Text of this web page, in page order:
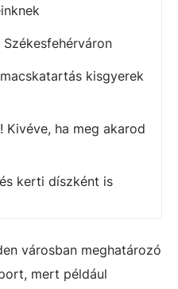
kisgyerek
Kivéve, ha meg akarod
kerti díszként is
városban meghatározó
mert például